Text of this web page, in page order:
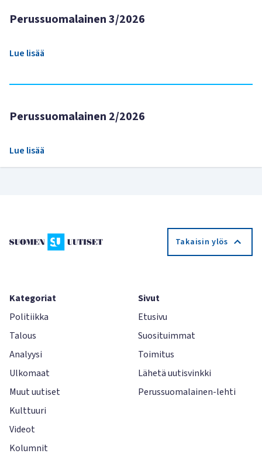
Perussuomalainen 3/2026
Lue lisää
Perussuomalainen 2/2026
Lue lisää
Takaisin ylös
Kategoriat
Politiikka
Talous
Analyysi
Ulkomaat
Muut uutiset
Kulttuuri
Videot
Kolumnit
Sivut
Etusivu
Suosituimmat
Toimitus
Lähetä uutisvinkki
Perussuomalainen-lehti